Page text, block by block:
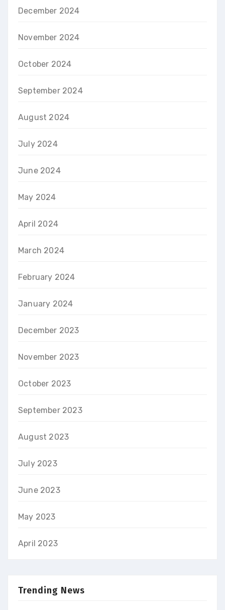
December 2024
November 2024
October 2024
September 2024
August 2024
July 2024
June 2024
May 2024
April 2024
March 2024
February 2024
January 2024
December 2023
November 2023
October 2023
September 2023
August 2023
July 2023
June 2023
May 2023
April 2023
Trending News